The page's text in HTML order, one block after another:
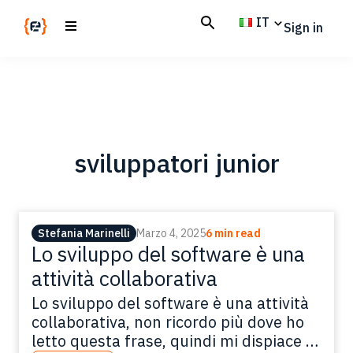
IT Sign in
sviluppatori junior
Stefania Marinelli Marzo 4, 20256 min read
Lo sviluppo del software è una
attività collaborativa
Lo sviluppo del software è una attività
collaborativa, non ricordo più dove ho
letto questa frase, quindi mi dispiace di